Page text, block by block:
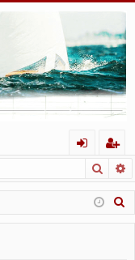
m
el
eg
ist
rie